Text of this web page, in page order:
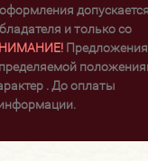
и только со
. До оплаты